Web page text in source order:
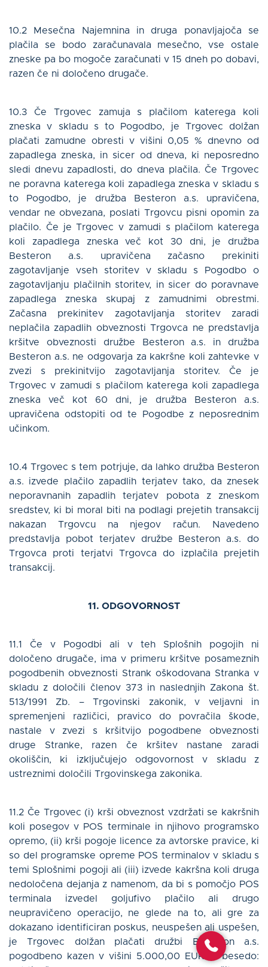
10.2 Mesečna Najemnina in druga ponavljajoča se
plačila se bodo zaračunavala mesečno, vse ostale
zneske pa bo mogoče zaračunati v 15 dneh po dobavi,
razen če ni določeno drugače.
10.3 Če Trgovec zamuja s plačilom katerega koli
zneska v skladu s to Pogodbo, je Trgovec dolžan
plačati zamudne obresti v višini 0,05 % dnevno od
zapadlega zneska, in sicer od dneva, ki neposredno
sledi dnevu zapadlosti, do dneva plačila. Če Trgovec
ne poravna katerega koli zapadlega zneska v skladu s
to Pogodbo, je družba Besteron a.s. upravičena,
vendar ne obvezana, poslati Trgovcu pisni opomin za
plačilo. Če je Trgovec v zamudi s plačilom katerega
koli zapadlega zneska več kot 30 dni, je družba
Besteron a.s. upravičena začasno prekiniti
zagotavljanje vseh storitev v skladu s Pogodbo o
zagotavljanju plačilnih storitev, in sicer do poravnave
zapadlega zneska skupaj z zamudnimi obrestmi.
Začasna prekinitev zagotavljanja storitev zaradi
neplačila zapadlih obveznosti Trgovca ne predstavlja
kršitve obveznosti družbe Besteron a.s. in družba
Besteron a.s. ne odgovarja za kakršne koli zahtevke v
zvezi s prekinitvijo zagotavljanja storitev. Če je
Trgovec v zamudi s plačilom katerega koli zapadlega
zneska več kot 60 dni, je družba Besteron a.s.
upravičena odstopiti od te Pogodbe z neposrednim
učinkom.
10.4 Trgovec s tem potrjuje, da lahko družba Besteron
a.s. izvede plačilo zapadlih terjatev tako, da znesek
neporavnanih zapadlih terjatev pobota z zneskom
sredstev, ki bi moral biti na podlagi prejetih transakcij
nakazan Trgovcu na njegov račun. Navedeno
predstavlja pobot terjatev družbe Besteron a.s. do
Trgovca proti terjatvi Trgovca do izplačila prejetih
transakcij.
11. ODGOVORNOST
11.1 Če v Pogodbi ali v teh Splošnih pogojih ni
določeno drugače, ima v primeru kršitve posameznih
pogodbenih obveznosti Strank oškodovana Stranka v
skladu z določili členov 373 in naslednjih Zakona št.
513/1991 Zb. – Trgovinski zakonik, v veljavni in
spremenjeni različici, pravico do povračila škode,
nastale v zvezi s kršitvijo pogodbene obveznosti
druge Stranke, razen če kršitev nastane zaradi
okoliščin, ki izključujejo odgovornost v skladu z
ustreznimi določili Trgovinskega zakonika.
11.2 Če Trgovec (i) krši obveznost vzdržati se kakršnih
koli posegov v POS terminale in njihovo programsko
opremo, (ii) krši pogoje licence za avtorske pravice, ki
so del programske opreme POS terminalov v skladu s
temi Splošnimi pogoji ali (iii) izvede kakršna koli druga
nedoločena dejanja z namenom, da bi s pomočjo POS
terminala izvedel goljufivo plačilo ali drugo
neupravičeno operacijo, ne glede na to, ali gre za
dokazano identificiran poskus, neuspešen ali uspešen,
je Trgovec dolžan plačati družbi Besteron a.s.
pogodbeno kazen v višini 5.000,00 EUR (z besedo: